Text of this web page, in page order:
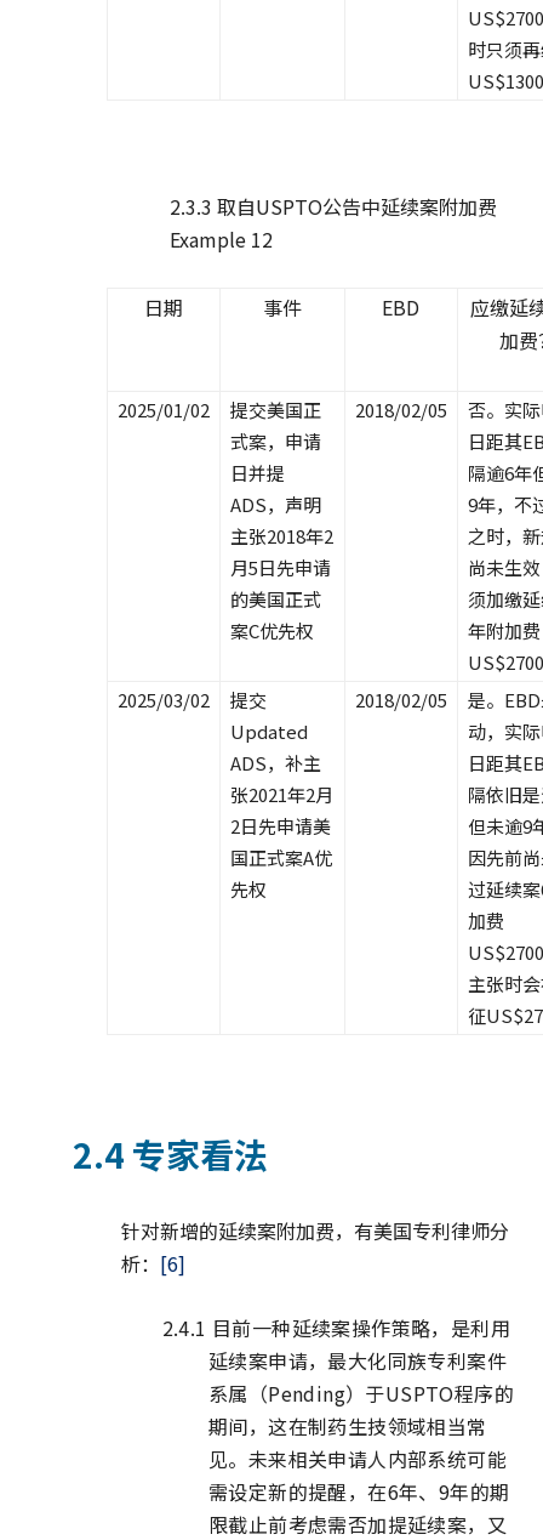
时只须
US$1300
2.3.3 取自USPTO公告中延续案附加费
Example 12
日期 事件 EBD
应缴延
加
2025/01/02
提交美国正
式案，申请
日并提
ADS，声明
主张2018年2
月5日先申请
的美国正式
案C优先权
2018/02/05
否。实
日距其
隔逾6年
9年，不
之时，
尚未生
须加缴
年附加费
US$2700
2025/03/02
提交
Updated
ADS，补主
张2021年2月
2日先申请美
国正式案A优
先权
2018/02/05
是。
动，实
日距其
隔依旧
但未逾9
因先前
过延续
加费
主张时
征
2.4 专家看法
针对新增的延续案附加费，有美国专利律师分
析： [6]
2.4.1 目前一种延续案操作策略，是利用
延续案申请，最大化同族专利案件
系属（Pending）于USPTO程序的
期间，这在制药生技领域相当常
见。未来相关申请人内部系统可能
需设定新的提醒，在6年、9年的期
限截止前考虑需否加提延续案，又